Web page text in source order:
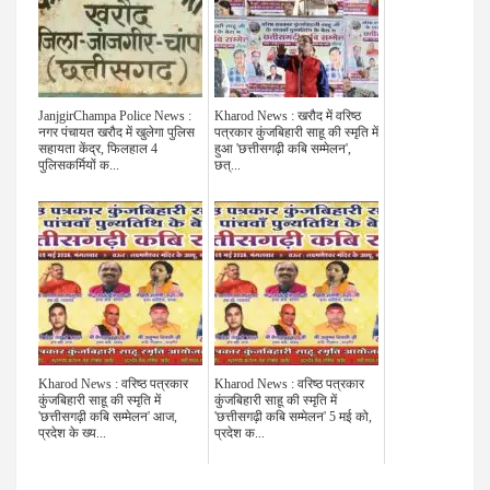
JanjgirChampa Police News :
नगर पंचायत खरौद में खुलेगा पुलिस
सहायता केंद्र, फिलहाल 4
पुलिसकर्मियों क...
Kharod News : खरौद में वरिष्ठ
पत्रकार कुंजबिहारी साहू की स्मृति में
हुआ 'छत्तीसगढ़ी कबि सम्मेलन',
छत्...
Kharod News : वरिष्ठ पत्रकार
कुंजबिहारी साहू की स्मृति में
'छत्तीसगढ़ी कबि सम्मेलन' आज,
प्रदेश के ख्य...
Kharod News : वरिष्ठ पत्रकार
कुंजबिहारी साहू की स्मृति में
'छत्तीसगढ़ी कबि सम्मेलन' 5 मई को,
प्रदेश क...